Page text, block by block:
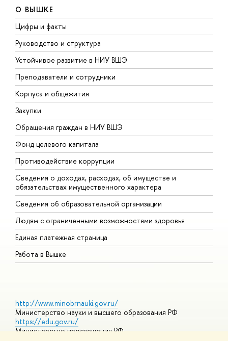
О ВЫШКЕ
Цифры и факты
Руководство и структура
Устойчивое развитие в НИУ ВШЭ
Преподаватели и сотрудники
Корпуса и общежития
Закупки
Обращения граждан в НИУ ВШЭ
Фонд целевого капитала
Противодействие коррупции
Сведения о доходах, расходах, об имуществе и
обязательствах имущественного характера
Сведения об образовательной организации
Людям с ограниченными возможностями здоровья
Единая платежная страница
Работа в Вышке
http://www.minobrnauki.gov.ru/
Министерство науки и высшего образования РФ
https://edu.gov.ru/
Министерство просвещения РФ